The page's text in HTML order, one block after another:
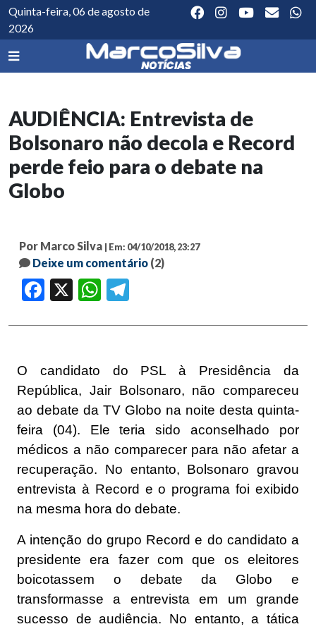
Quinta-feira, 06 de agosto de
2026
AUDIÊNCIA: Entrevista de
Bolsonaro não decola e Record
perde feio para o debate na
Globo
Por Marco Silva | Em: 04/10/2018, 23:27
Deixe um comentário (2)
Facebook WhatsApp
O candidato do PSL à Presidência da
República, Jair Bolsonaro, não compareceu
ao debate da TV Globo na noite desta quinta-
feira (04). Ele teria sido aconselhado por
médicos a não comparecer para não afetar a
recuperação. No entanto, Bolsonaro gravou
entrevista à Record e o programa foi exibido
na mesma hora do debate.
A intenção do grupo Record e do candidato a
presidente era fazer com que os eleitores
boicotassem o debate da Globo e
transformasse a entrevista em um grande
sucesso de audiência. No entanto, a tática